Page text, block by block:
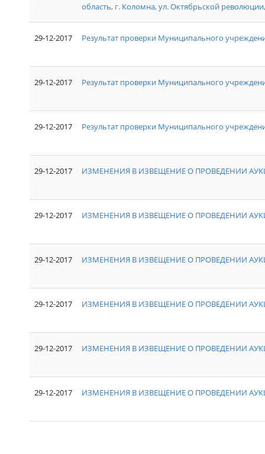
область, г. Коломна, ул. Октябрьской
29-12-2017 Результат проверки Муниципального
29-12-2017 Результат проверки Муниципального
29-12-2017 Результат проверки Муниципального
29-12-2017 ИЗМЕНЕНИЯ В ИЗВЕЩЕНИЕ О ПРОВЕДЕНИИ
29-12-2017 ИЗМЕНЕНИЯ В ИЗВЕЩЕНИЕ О ПРОВЕДЕНИИ
29-12-2017 ИЗМЕНЕНИЯ В ИЗВЕЩЕНИЕ О ПРОВЕДЕНИИ
29-12-2017 ИЗМЕНЕНИЯ В ИЗВЕЩЕНИЕ О ПРОВЕДЕНИИ
29-12-2017 ИЗМЕНЕНИЯ В ИЗВЕЩЕНИЕ О ПРОВЕДЕНИИ
29-12-2017 ИЗМЕНЕНИЯ В ИЗВЕЩЕНИЕ О ПРОВЕДЕНИИ